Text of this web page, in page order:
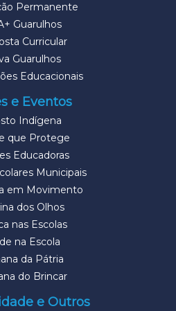
Permanente
Guarulhos
Curricular
Guarulhos
Educacionais
e Eventos
Indígena
que Protege
Educadoras
Municipais
em Movimento
dos Olhos
nas Escolas
na Escola
da Pátria
do Brincar
e Outros